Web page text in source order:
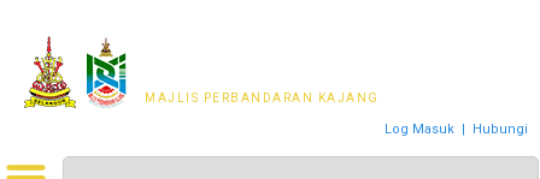
MAJLIS PERBANDARAN KAJANG
Log Masuk | Hubungi